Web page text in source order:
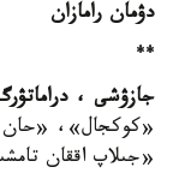
دۋمان رامازان
**
جازۋشى ،
«كوكجال»، «حان
«جىلاپ اققان